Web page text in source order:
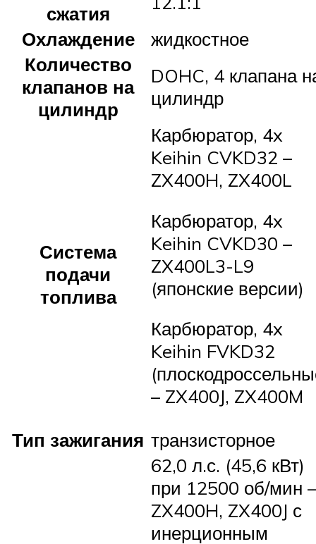
сжатия
Охлаждение
жидкостное
Количество
клапанов на
цилиндр
DOHC, 4 клапана
цилиндр
Система
подачи
топлива
Карбюратор, 4x
Keihin CVKD32 –
ZX400H, ZX400L
Карбюратор, 4x
Keihin CVKD30 –
ZX400L3-L9
(японские версии)
Карбюратор, 4x
Keihin FVKD32
– ZX400J, ZX400M
Тип зажигания транзисторное
62,0 л.с. (45,6 кВт)
при 12500 об/мин –
ZX400H, ZX400J с
инерционным